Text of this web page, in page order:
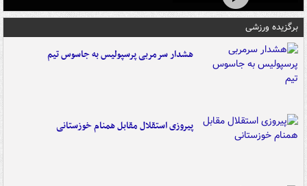
برگزیده ورزشی
هشدار سرمربی پرسپولیس به جاسوس تیم
پیروزی استقلال مقابل همنام خوزستانی